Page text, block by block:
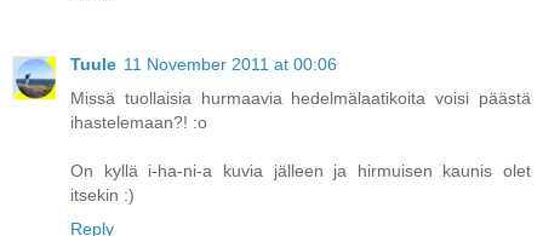
Tuule 11 November 2011 at 00:06
Missä tuollaisia hurmaavia hedelmälaatikoita voisi päästä
ihastelemaan?! :o
On kyllä i-ha-ni-a kuvia jälleen ja hirmuisen kaunis olet
itsekin :)
Reply